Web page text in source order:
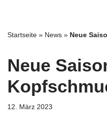
Inhalt
Startseite » News » Neue
Neue
12. März 2023